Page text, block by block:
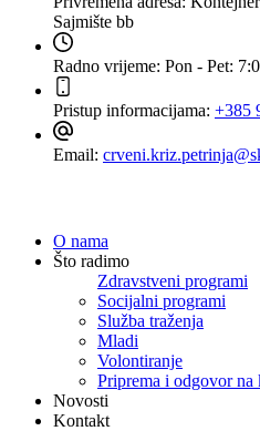
Sajmište bb
Radno vrijeme: Pon - Pet:
Pristup informacijama: +385
Email:
O nama
Što radimo
Zdravstveni programi
Socijalni programi
Služba traženja
Mladi
Volontiranje
Priprema i odgovor na
Novosti
Kontakt